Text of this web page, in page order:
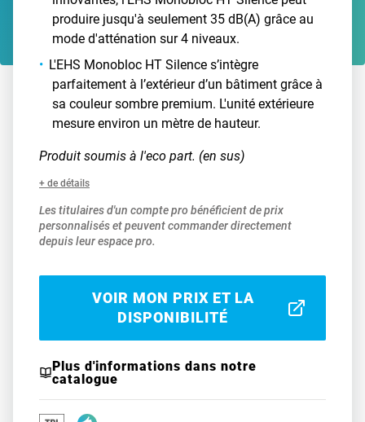
produire jusqu'à seulement 35 dB(A) grâce au
mode d'atténation sur 4 niveaux.
L'EHS Monobloc HT Silence s’intègre
parfaitement à l’extérieur d’un bâtiment grâce à
sa couleur sombre premium. L'unité extérieure
mesure environ un mètre de hauteur.
Produit soumis à l'eco part. (en sus)
+ de détails
Les titulaires d'un compte pro bénéficient de prix
personnalisés et peuvent commander directement
depuis leur espace pro.
VOIR MON PRIX ET LA
DISPONIBILITÉ
Plus d'informations dans notre
catalogue